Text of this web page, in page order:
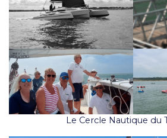
Le Cercle Nautique du